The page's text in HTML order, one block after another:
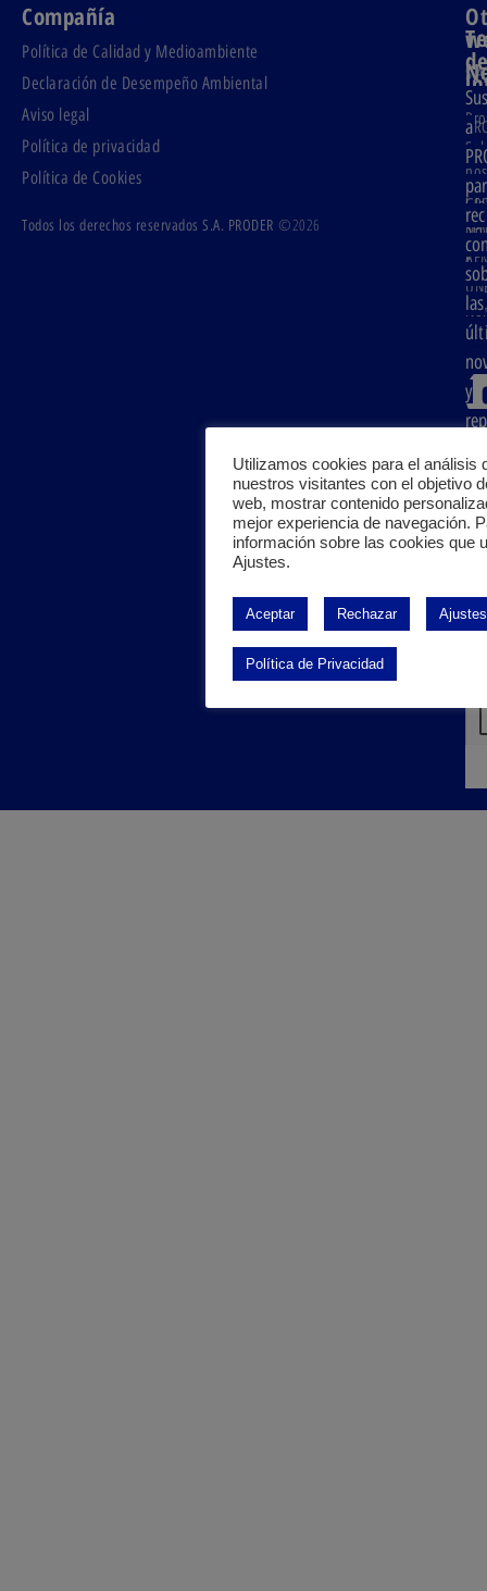
Compañía
Política de Calidad y Medioambiente
Declaración de Desempeño Ambiental
Aviso legal
Política de privacidad
Política de Cookies
Todos los derechos reservados S.A. PRODER ©2026
S.A.
de
y
a
las
y
Utilizamos cookies para el análisis
nuestros visitantes con el objetivo
web, mostrar contenido
mejor experiencia de navegación.
información sobre las cookies que
Ajustes.
Aceptar Rechazar Ajustes
Política de Privacidad